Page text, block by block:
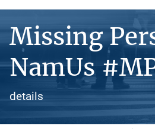
Missing
NamUs
details